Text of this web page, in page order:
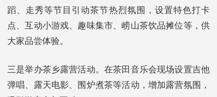
蹈、走秀等节目引动茶节热烈氛围，设置特色打卡
点、互动小游戏、趣味集市、崂山茶饮品摊位等，供
大家品尝体验。
三是举办茶乡露营活动。在茶田音乐会现场设置吉他
弹唱、露天电影、围炉煮茶等活动，增加露营氛围，